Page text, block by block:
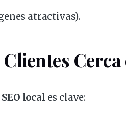
atractivas).
Cerca
SEO local es clave: